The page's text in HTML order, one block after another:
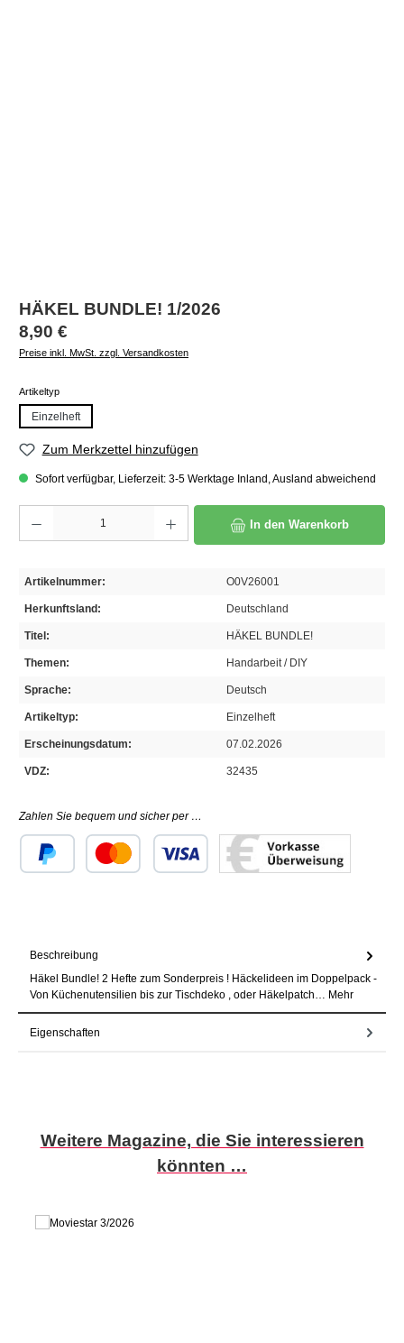
HÄKEL BUNDLE! 1/2026
Regulärer Preis:
8,90 €
Preise inkl. MwSt. zzgl. Versandkosten
Artikeltypauswählen
Einzelheft
Zum Merkzettel hinzufügen
Sofort verfügbar, Lieferzeit: 3-5 Werktage Inland, Ausland abweichend
In den Warenkorb
Artikelnummer: O0V26001
Herkunftsland: Deutschland
Titel: HÄKEL BUNDLE!
Themen: Handarbeit / DIY
Sprache: Deutsch
Artikeltyp: Einzelheft
Erscheinungsdatum: 07.02.2026
VDZ: 32435
Zahlen Sie bequem und sicher per …
Beschreibung
Häkel Bundle! 2 Hefte zum Sonderpreis ! Häckelideen im Doppelpack -
Von Küchenutensilien bis zur Tischdeko , oder Häkelpatch… Mehr
Eigenschaften
Produktgalerie überspringen
Weitere Magazine, die Sie interessieren
könnten …